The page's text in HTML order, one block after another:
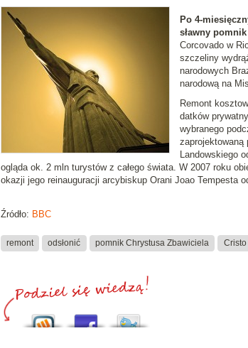
Po 4-
sławny
Corcovado w
szczeliny
narodowych
narodową na
Remont
datków
wybranego
zaprojektowaną
Landowskiego
ogląda ok. 2 mln turystów z całego świata. W 2007 roku
okazji jego reinauguracji arcybiskup Orani Joao Tempesta
Źródło: BBC
remont odsłonić pomnik Chrystusa Zbawiciela